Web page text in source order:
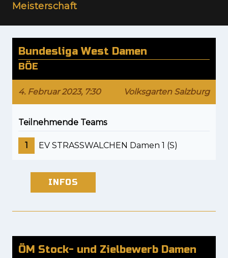
Meisterschaft
Bundesliga West Damen
BÖE
4. Februar 2023, 7:30 Volksgarten Salzburg
Teilnehmende Teams
1 EV STRASSWALCHEN Damen 1 (S)
INFOS
ÖM Stock- und Zielbewerb Damen